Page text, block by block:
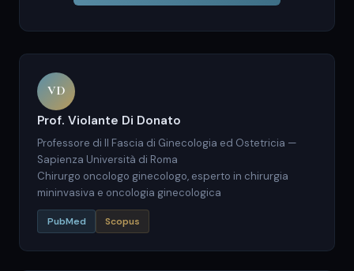
VD
Prof. Violante Di Donato
Professore di II Fascia di Ginecologia ed Ostetricia —
Sapienza Università di Roma
Chirurgo oncologo ginecologo, esperto in chirurgia
mininvasiva e oncologia ginecologica
PubMed Scopus